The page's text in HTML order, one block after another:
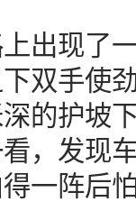
现了一
双手使
的护坡
，发现
一阵后